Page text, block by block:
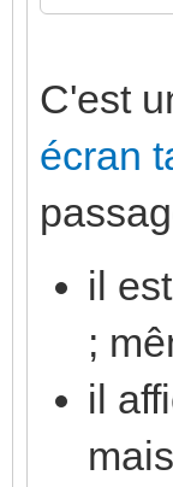
C'est
écran
il
;
il